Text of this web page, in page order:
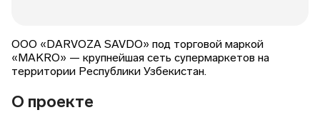
ООО «DARVOZA SAVDO» под торговой маркой
«MAKRO» — крупнейшая сеть супермаркетов на
территории Республики Узбекистан.
О проекте